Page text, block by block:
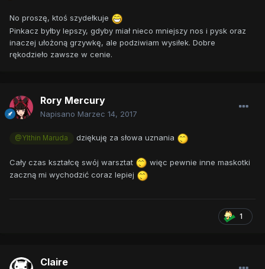
No proszę, ktoś szydełkuje
Pinkacz byłby lepszy, gdyby miał nieco mniejszy nos i pysk oraz
inaczej ułożoną grzywkę, ale podziwiam wysiłek. Dobre
rękodzieło zawsze w cenie.
Rory Mercury
Napisano Marzec 14, 2017
@Ylthin Maruda dziękuję za słowa uznania
Cały czas kształcę swój warsztat
więc pewnie inne maskotki
zaczną mi wychodzić coraz lepiej
1
Claire